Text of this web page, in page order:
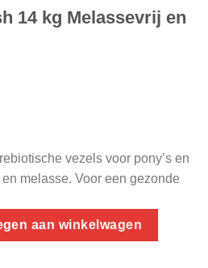
14 kg Melassevrij en
vezels voor pony’s en
melasse. Voor een gezonde
en graanvrij aantal
aan winkelwagen